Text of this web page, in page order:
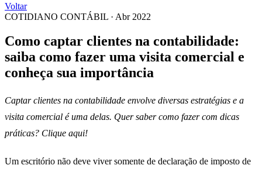
Voltar
COTIDIANO CONTÁBIL · Abr 2022
Como captar clientes na contabilidade:
saiba como fazer uma visita comercial e
conheça sua importância
Captar clientes na contabilidade envolve diversas estratégias e a
visita comercial é uma delas. Quer saber como fazer com dicas
práticas? Clique aqui!
Um escritório não deve viver somente de declaração de imposto de